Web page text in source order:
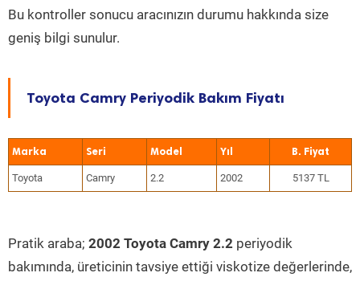
Bu kontroller sonucu aracınızın durumu hakkında size
geniş bilgi sunulur.
Toyota Camry Periyodik Bakım Fiyatı
Marka Seri Model Yıl
Toyota Camry 2.2 2002 5137 TL
Pratik araba; 2002 Toyota Camry 2.2 periyodik
bakımında, üreticinin tavsiye ettiği viskotize değerlerinde,